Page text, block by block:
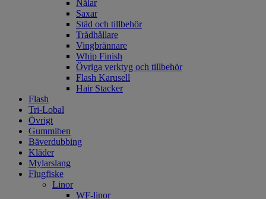
Nålar
Saxar
Städ och tillbehör
Trådhållare
Vingbrännare
Whip Finish
Övriga verktyg och tillbehör
Flash Karusell
Hair Stacker
Flash
Tri-Lobal
Övrigt
Gummiben
Bäverdubbing
Kläder
Mylarslang
Flugfiske
Linor
WF-linor